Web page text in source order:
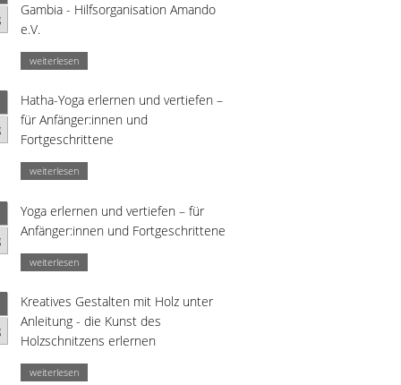
Gambia - Hilfsorganisation Amando
e.V.
weiterlesen
Hatha-Yoga erlernen und vertiefen –
für Anfänger:innen und
Fortgeschrittene
weiterlesen
Yoga erlernen und vertiefen – für
Anfänger:innen und Fortgeschrittene
weiterlesen
Kreatives Gestalten mit Holz unter
Anleitung - die Kunst des
Holzschnitzens erlernen
weiterlesen